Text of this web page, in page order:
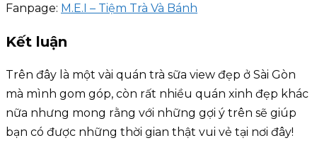
Fanpage: M.E.I – Tiệm Trà Và Bánh
Kết luận
Trên đây là một vài quán trà sữa view đẹp ở Sài Gòn
mà mình gom góp, còn rất nhiều quán xinh đẹp khác
nữa nhưng mong rằng với những gợi ý trên sẽ giúp
bạn có được những thời gian thật vui vẻ tại nơi đây!